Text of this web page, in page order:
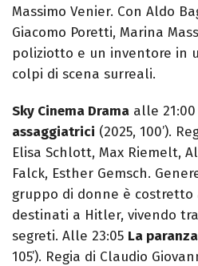
Massimo Venier. Con Aldo
Giacomo Poretti, Marina
poliziotto e un inventore in
colpi di scena surreali.
Sky Cinema Drama alle
assaggiatrici (2025, 100’).
Elisa Schlott, Max Riemelt,
Falck, Esther Gemsch.
gruppo di donne è costretto
destinati a Hitler, vivendo
segreti. Alle 23:05 La
105’). Regia di Claudio